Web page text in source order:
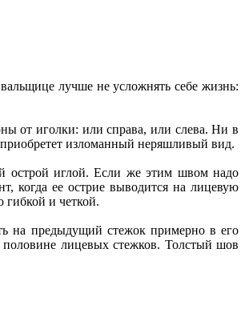
лучше не усложнять себе жизнь:
от иголки: или справа, или слева. Ни в
приобретет изломанный неряшливый вид.
острой иглой. Если же этим швом надо
когда ее острие выводится на лицевую
гибкой и четкой.
на предыдущий стежок примерно в его
половине лицевых стежков. Толстый шов